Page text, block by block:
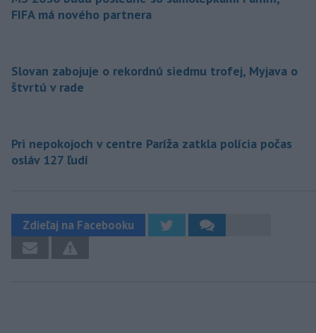
FIFA má nového partnera
Slovan zabojuje o rekordnú siedmu trofej, Myjava o
štvrtú v rade
Pri nepokojoch v centre Paríža zatkla polícia počas
osláv 127 ľudí
Zdieľaj na Facebooku